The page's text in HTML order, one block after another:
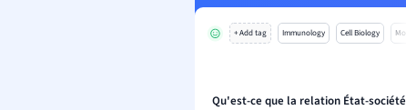
+ Add tag Immunology Cell Biology Mo
Qu'est-ce que la relation État-société